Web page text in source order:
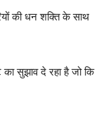
की धन शक्ति के साथ
सुझाव दे रहा है जो कि